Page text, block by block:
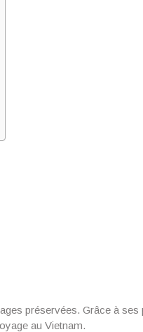
préservées. Grâce à
au Vietnam.